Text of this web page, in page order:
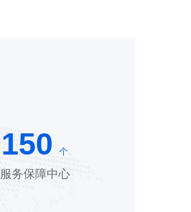
150 个
服务保障中心